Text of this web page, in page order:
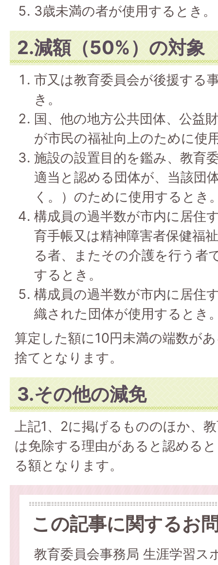
3歳未満の者が使用するとき。
2.減額（50%）の対象
市又は教育委員会が後援する
き。
国、他の地方公共団体、公益
が市民の福祉向上のために使
施設の設置目的を鑑み、教育
適当と認める団体が、当該団
く。）のために使用するとき
構成員の過半数が市内に居住
育手帳又は精神障害者保健福
る者、またその介護を行う者
するとき。
構成員の過半数が市内に居住
織された団体が使用するとき
算定した額に10円未満の端数が
捨てとなります。
3.その他の減免
上記1、2に掲げるもののほか、
は免除する理由があると認める
る額となります。
この記事に関するお
教育委員会事務局 生涯学習ス